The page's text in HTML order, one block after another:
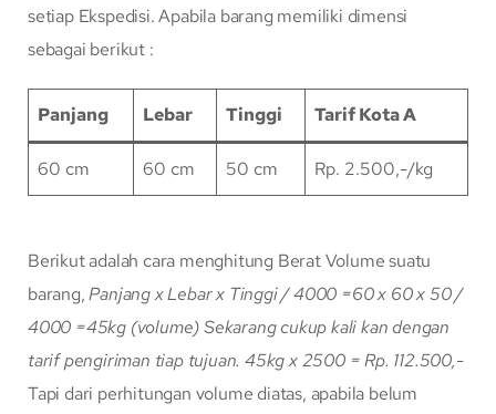
setiap Ekspedisi. Apabila barang memiliki dimensi
sebagai berikut :
Panjang Lebar Tinggi Tarif Kota A
60 cm 60 cm 50 cm Rp. 2.500,-/kg
Berikut adalah cara menghitung Berat Volume suatu
barang,Panjang x Lebar x Tinggi / 4000 =60 x 60 x 50 /
4000 =45kg (volume)Sekarang cukup kali kan dengan
tarif pengiriman tiap tujuan. 45kg x 2500 = Rp. 112.500,-
Tapi dari perhitungan volume diatas, apabila belum